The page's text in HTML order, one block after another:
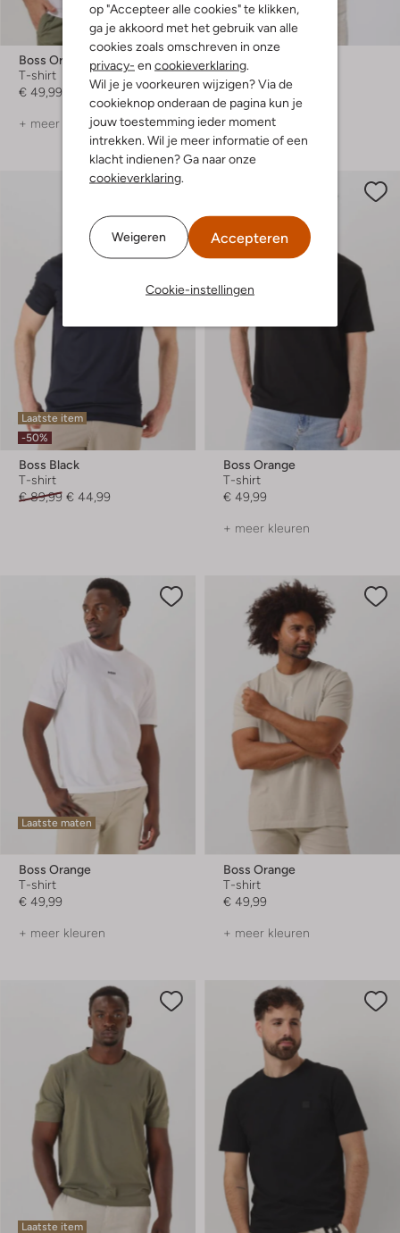
op "Accepteer alle cookies" te klikken,
ga je akkoord met het gebruik van alle
cookies zoals omschreven in onze
privacy- en cookieverklaring
Wil je je voorkeuren wijzigen? Via de
cookieknop onderaan de pagina kun je
jouw toestemming ieder moment
intrekken. Wil je meer informatie of een
klacht indienen? Ga naar onze
cookieverklaring
Weigeren Accepteren
Cookie-instellingen
Boss Orange
T-shirt
€ 49,99
+ meer kleuren
Laatste item
-30%
Boss Orange
T-shirt
€ 49,99 € 34,99
+ meer kleuren
Laatste item
-50%
Boss Black
T-shirt
€ 89,99 € 44,99
Boss Orange
T-shirt
€ 49,99
+ meer kleuren
Laatste maten
Boss Orange
T-shirt
€ 49,99
+ meer kleuren
Boss Orange
T-shirt
€ 49,99
+ meer kleuren
Laatste item